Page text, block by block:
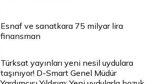
Esnaf ve sanatkara 75 milyar lira
finansman
Türksat yayınları yeni nesil uydulara
taşınıyor! D-Smart Genel Müdür